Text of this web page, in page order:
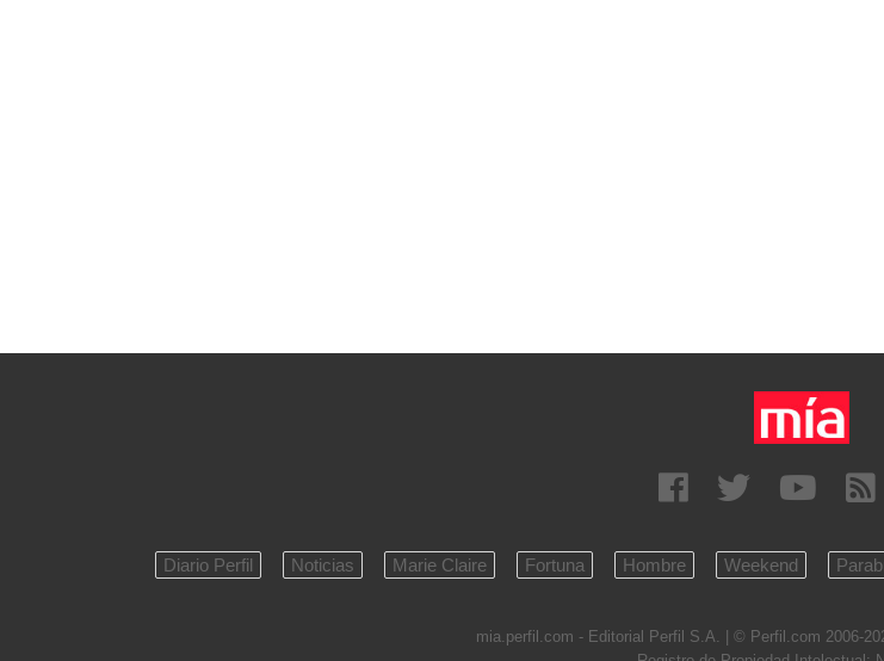
Diario Perfil Noticias Marie Claire Fortuna Hombre Weekend
mia.perfil.com - Editorial Perfil S.A.
| © Perfil.com 2006-